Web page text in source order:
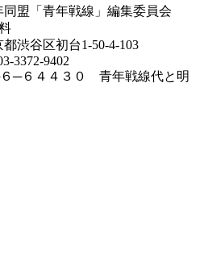
盟「青年戦線」編集委員会
料
渋谷区初台1-50-4-103
3372-9402
─６４４３０ 青年戦線代と明